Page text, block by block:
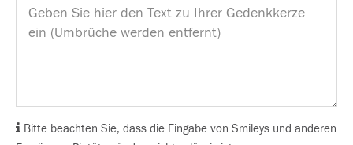
Bitte beachten Sie, dass die Eingabe von Smileys und anderen